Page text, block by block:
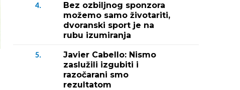
4.
Bez ozbiljnog sponzora
možemo samo životariti,
dvoranski sport je na
rubu izumiranja
5.
Javier Cabello: Nismo
zaslužili izgubiti i
razočarani smo
rezultatom